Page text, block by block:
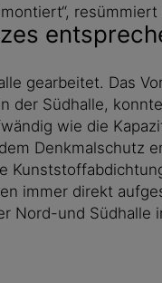
resümmiert
gearbeitet. Das
der Südhalle,
wie die
Denkmalschutz
immer direkt
Nord-und